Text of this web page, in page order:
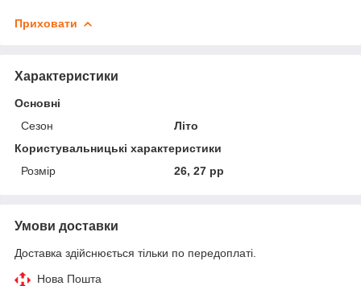
Приховати
Характеристики
Основні
Сезон
Літо
Користувальницькі характеристики
Розмір
26, 27 рр
Умови доставки
Доставка здійснюється тільки по передоплаті.
Нова Пошта